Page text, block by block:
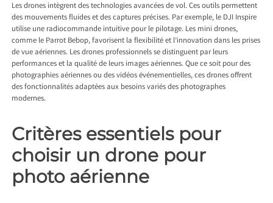
Les drones intègrent des technologies avancées de vol. Ces outils permettent
des mouvements fluides et des captures précises. Par exemple, le DJI Inspire
utilise une radiocommande intuitive pour le pilotage. Les mini drones,
comme le Parrot Bebop, favorisent la flexibilité et l’innovation dans les prises
de vue aériennes. Les drones professionnels se distinguent par leurs
performances et la qualité de leurs images aériennes. Que ce soit pour des
photographies aériennes ou des vidéos événementielles, ces drones offrent
des fonctionnalités adaptées aux besoins variés des photographes
modernes.
Critères essentiels pour
choisir un drone pour
photo aérienne